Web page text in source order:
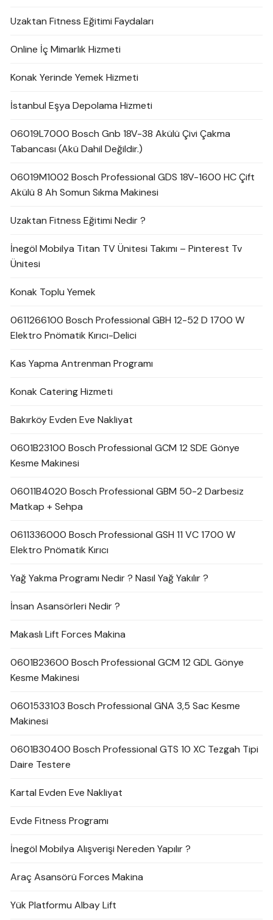
Uzaktan Fitness Eğitimi Faydaları
Online İç Mimarlık Hizmeti
Konak Yerinde Yemek Hizmeti
İstanbul Eşya Depolama Hizmeti
06019L7000 Bosch Gnb 18V-38 Akülü Çivi Çakma
Tabancası (Akü Dahil Değildir.)
06019M1002 Bosch Professional GDS 18V-1600 HC Çift
Akülü 8 Ah Somun Sıkma Makinesi
Uzaktan Fitness Eğitimi Nedir ?
İnegöl Mobilya Titan TV Ünitesi Takımı – Pinterest Tv
Ünitesi
Konak Toplu Yemek
0611266100 Bosch Professional GBH 12-52 D 1700 W
Elektro Pnömatik Kırıcı-Delici
Kas Yapma Antrenman Programı
Konak Catering Hizmeti
Bakırköy Evden Eve Nakliyat
0601B23100 Bosch Professional GCM 12 SDE Gönye
Kesme Makinesi
06011B4020 Bosch Professional GBM 50-2 Darbesiz
Matkap + Sehpa
0611336000 Bosch Professional GSH 11 VC 1700 W
Elektro Pnömatik Kırıcı
Yağ Yakma Programı Nedir ? Nasıl Yağ Yakılır ?
İnsan Asansörleri Nedir ?
Makaslı Lift Forces Makina
0601B23600 Bosch Professional GCM 12 GDL Gönye
Kesme Makinesi
0601533103 Bosch Professional GNA 3,5 Sac Kesme
Makinesi
0601B30400 Bosch Professional GTS 10 XC Tezgah Tipi
Daire Testere
Kartal Evden Eve Nakliyat
Evde Fitness Programı
İnegöl Mobilya Alışverişi Nereden Yapılır ?
Araç Asansörü Forces Makina
Yük Platformu Albay Lift